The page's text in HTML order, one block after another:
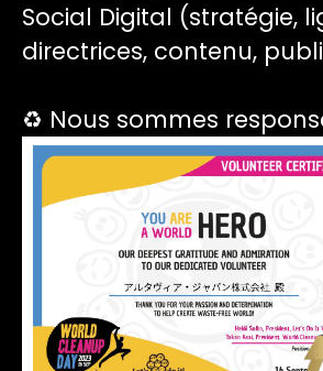
Social Digital (stratégie,
directrices, contenu,
♻️ Nous sommes